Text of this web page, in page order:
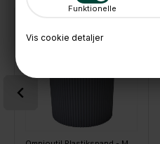
Funktionelle
Vis cookie detaljer